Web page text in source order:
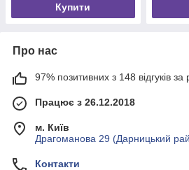
Купити
Про нас
97% позитивних з 148 відгуків за
Працює з 26.12.2018
м. Київ
Драгоманова 29 (Дарницький
Контакти